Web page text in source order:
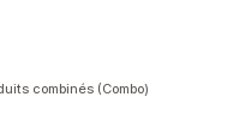
combinés (Combo)